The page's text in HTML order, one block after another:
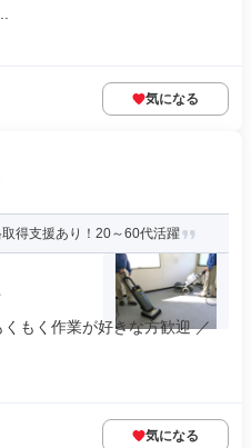
気になる
得支援あり！20～60代活躍
もく作業が好きな方歓迎 ／
気になる